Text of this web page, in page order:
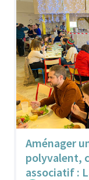
Aménager
polyvalent,
associatif :